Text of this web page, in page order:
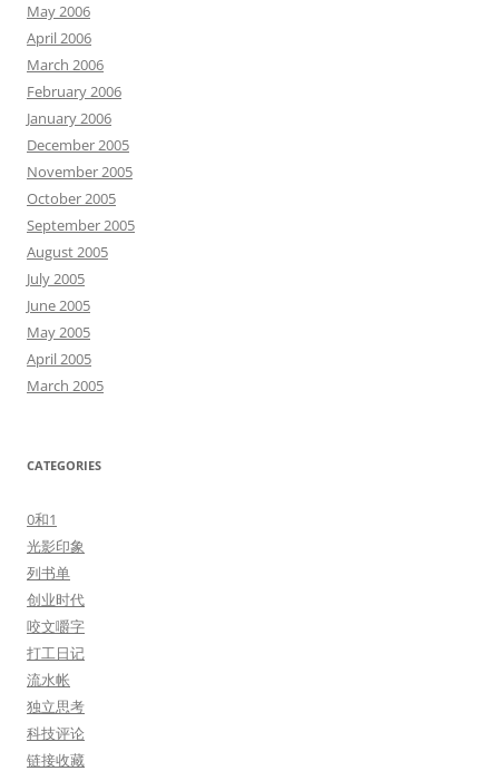
May 2006
April 2006
March 2006
February 2006
January 2006
December 2005
November 2005
October 2005
September 2005
August 2005
July 2005
June 2005
May 2005
April 2005
March 2005
CATEGORIES
0和1
光影印象
列书单
创业时代
咬文嚼字
打工日记
流水帐
独立思考
科技评论
链接收藏